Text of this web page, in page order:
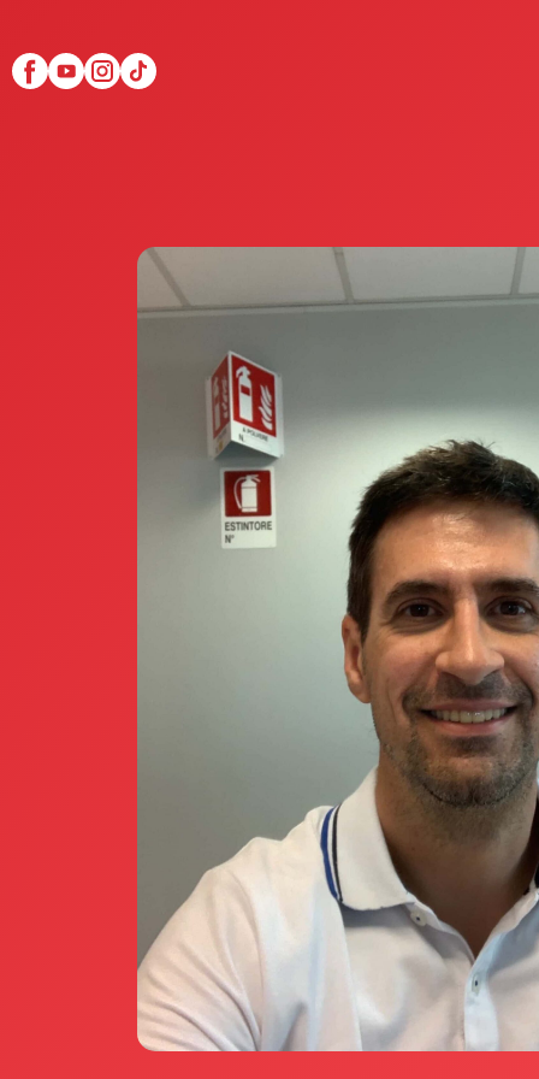
Scopri Club di Più
Le testimonianze Club
La fondatrice Valeria
Annunci Donne